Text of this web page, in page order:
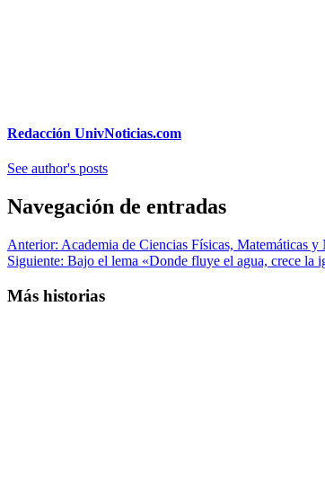
Redacción UnivNoticias.com
See author's posts
Navegación de entradas
Anterior: Academia de Ciencias Físicas, Matemáticas
Siguiente: Bajo el lema «Donde fluye el agua, crece la
Más historias